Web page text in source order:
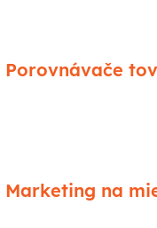
Porovnávače
Marketing na